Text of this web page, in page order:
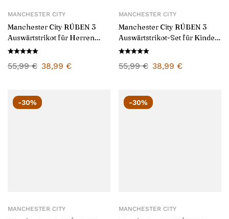
MANCHESTER CITY
Manchester City RÚBEN 3
Auswärtstrikot für Herren
2025/26
55,99€ 38,99 €
MANCHESTER CITY
Manchester City RÚBEN 3
Auswärtstrikot-Set für Kinder
2025/26
55,99€ 38,99 €
-30%
MANCHESTER CITY
-30%
MANCHESTER CITY